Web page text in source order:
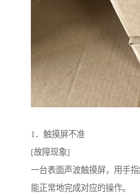
1．触摸屏不准
[故障现象]
一台表面声波触摸屏，用手
能正常地完成对应的操作。